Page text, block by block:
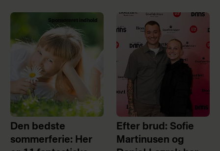
Sponsoreret indhold
Den bedste
sommerferie: Her
Efter brud: Sofie
Martinusen og